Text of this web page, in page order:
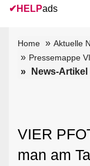
✔ HELPads
Home
Aktuelle
Pressemappe
News-Artikel
VIER
man am